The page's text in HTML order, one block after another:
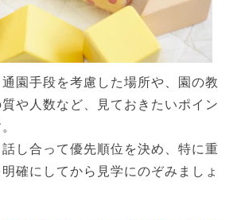
園手段を考慮した場所や、園の教
や人数など、見ておきたいポイン
し合って優先順位を決め、特に重
確にしてから見学にのぞみましょ